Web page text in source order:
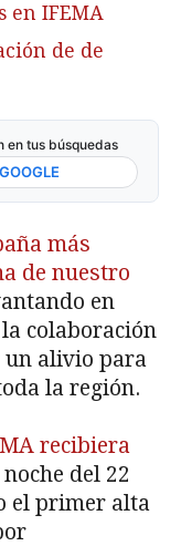
en IFEMA
de de
en tus búsquedas
más
de nuestro
en
colaboración
un alivio para
la región.
recibiera
del 22
el primer alta